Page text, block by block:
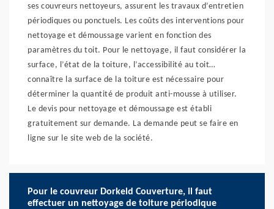
ses couvreurs nettoyeurs, assurent les travaux d’entretien
périodiques ou ponctuels. Les coûts des interventions pour
nettoyage et démoussage varient en fonction des
paramètres du toit. Pour le nettoyage, il faut considérer la
surface, l’état de la toiture, l’accessibilité au toit…
connaître la surface de la toiture est nécessaire pour
déterminer la quantité de produit anti-mousse à utiliser.
Le devis pour nettoyage et démoussage est établi
gratuitement sur demande. La demande peut se faire en
ligne sur le site web de la société.
Pour le couvreur Dorkeld Couverture, il faut
effectuer un nettoyage de toiture périodique